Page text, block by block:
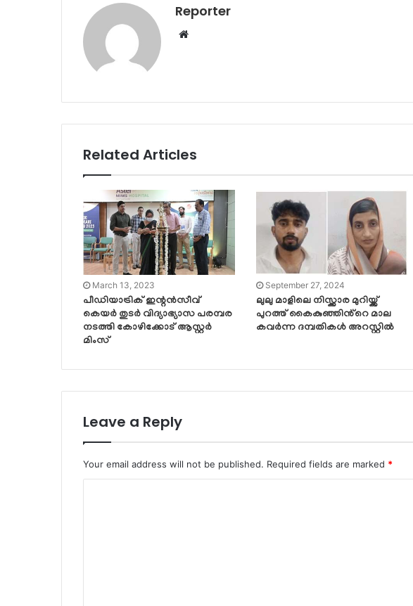
Reporter
Website
Related Articles
March 13, 2023
പീഡിയാട്രിക് ഇന്റൻസീവ്
കെയർ തുടർ വിദ്യാഭ്യാസ പരമ്പര
നടത്തി കോഴിക്കോട് ആസ്റ്റർ
മിംസ്
September 27, 2024
ലുലു മാളിലെ നിസ്ക്കാര മുറിയ്ക്ക്
പുറത്ത് കൈകുഞ്ഞിൻ്റെ മാല
കവർന്ന ദമ്പതികൾ അറസ്റ്റിൽ
Leave a Reply
Your email address will not be published. Required fields are marked *